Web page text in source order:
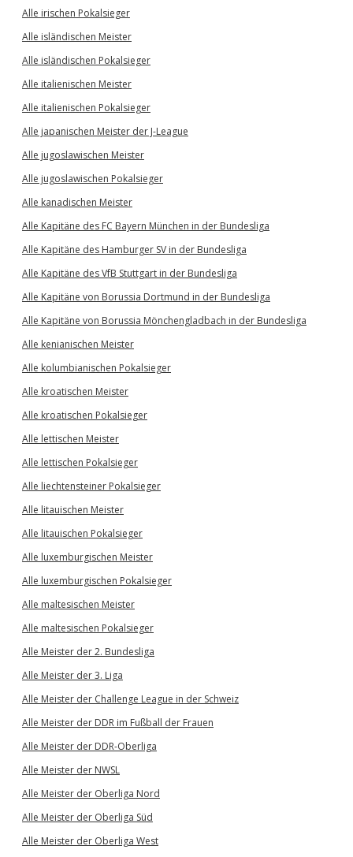
Alle irischen Pokalsieger
Alle isländischen Meister
Alle isländischen Pokalsieger
Alle italienischen Meister
Alle italienischen Pokalsieger
Alle japanischen Meister der J-League
Alle jugoslawischen Meister
Alle jugoslawischen Pokalsieger
Alle kanadischen Meister
Alle Kapitäne des FC Bayern München in der Bundesliga
Alle Kapitäne des Hamburger SV in der Bundesliga
Alle Kapitäne des VfB Stuttgart in der Bundesliga
Alle Kapitäne von Borussia Dortmund in der Bundesliga
Alle Kapitäne von Borussia Mönchengladbach in der Bundesliga
Alle kenianischen Meister
Alle kolumbianischen Pokalsieger
Alle kroatischen Meister
Alle kroatischen Pokalsieger
Alle lettischen Meister
Alle lettischen Pokalsieger
Alle liechtensteiner Pokalsieger
Alle litauischen Meister
Alle litauischen Pokalsieger
Alle luxemburgischen Meister
Alle luxemburgischen Pokalsieger
Alle maltesischen Meister
Alle maltesischen Pokalsieger
Alle Meister der 2. Bundesliga
Alle Meister der 3. Liga
Alle Meister der Challenge League in der Schweiz
Alle Meister der DDR im Fußball der Frauen
Alle Meister der DDR-Oberliga
Alle Meister der NWSL
Alle Meister der Oberliga Nord
Alle Meister der Oberliga Süd
Alle Meister der Oberliga West